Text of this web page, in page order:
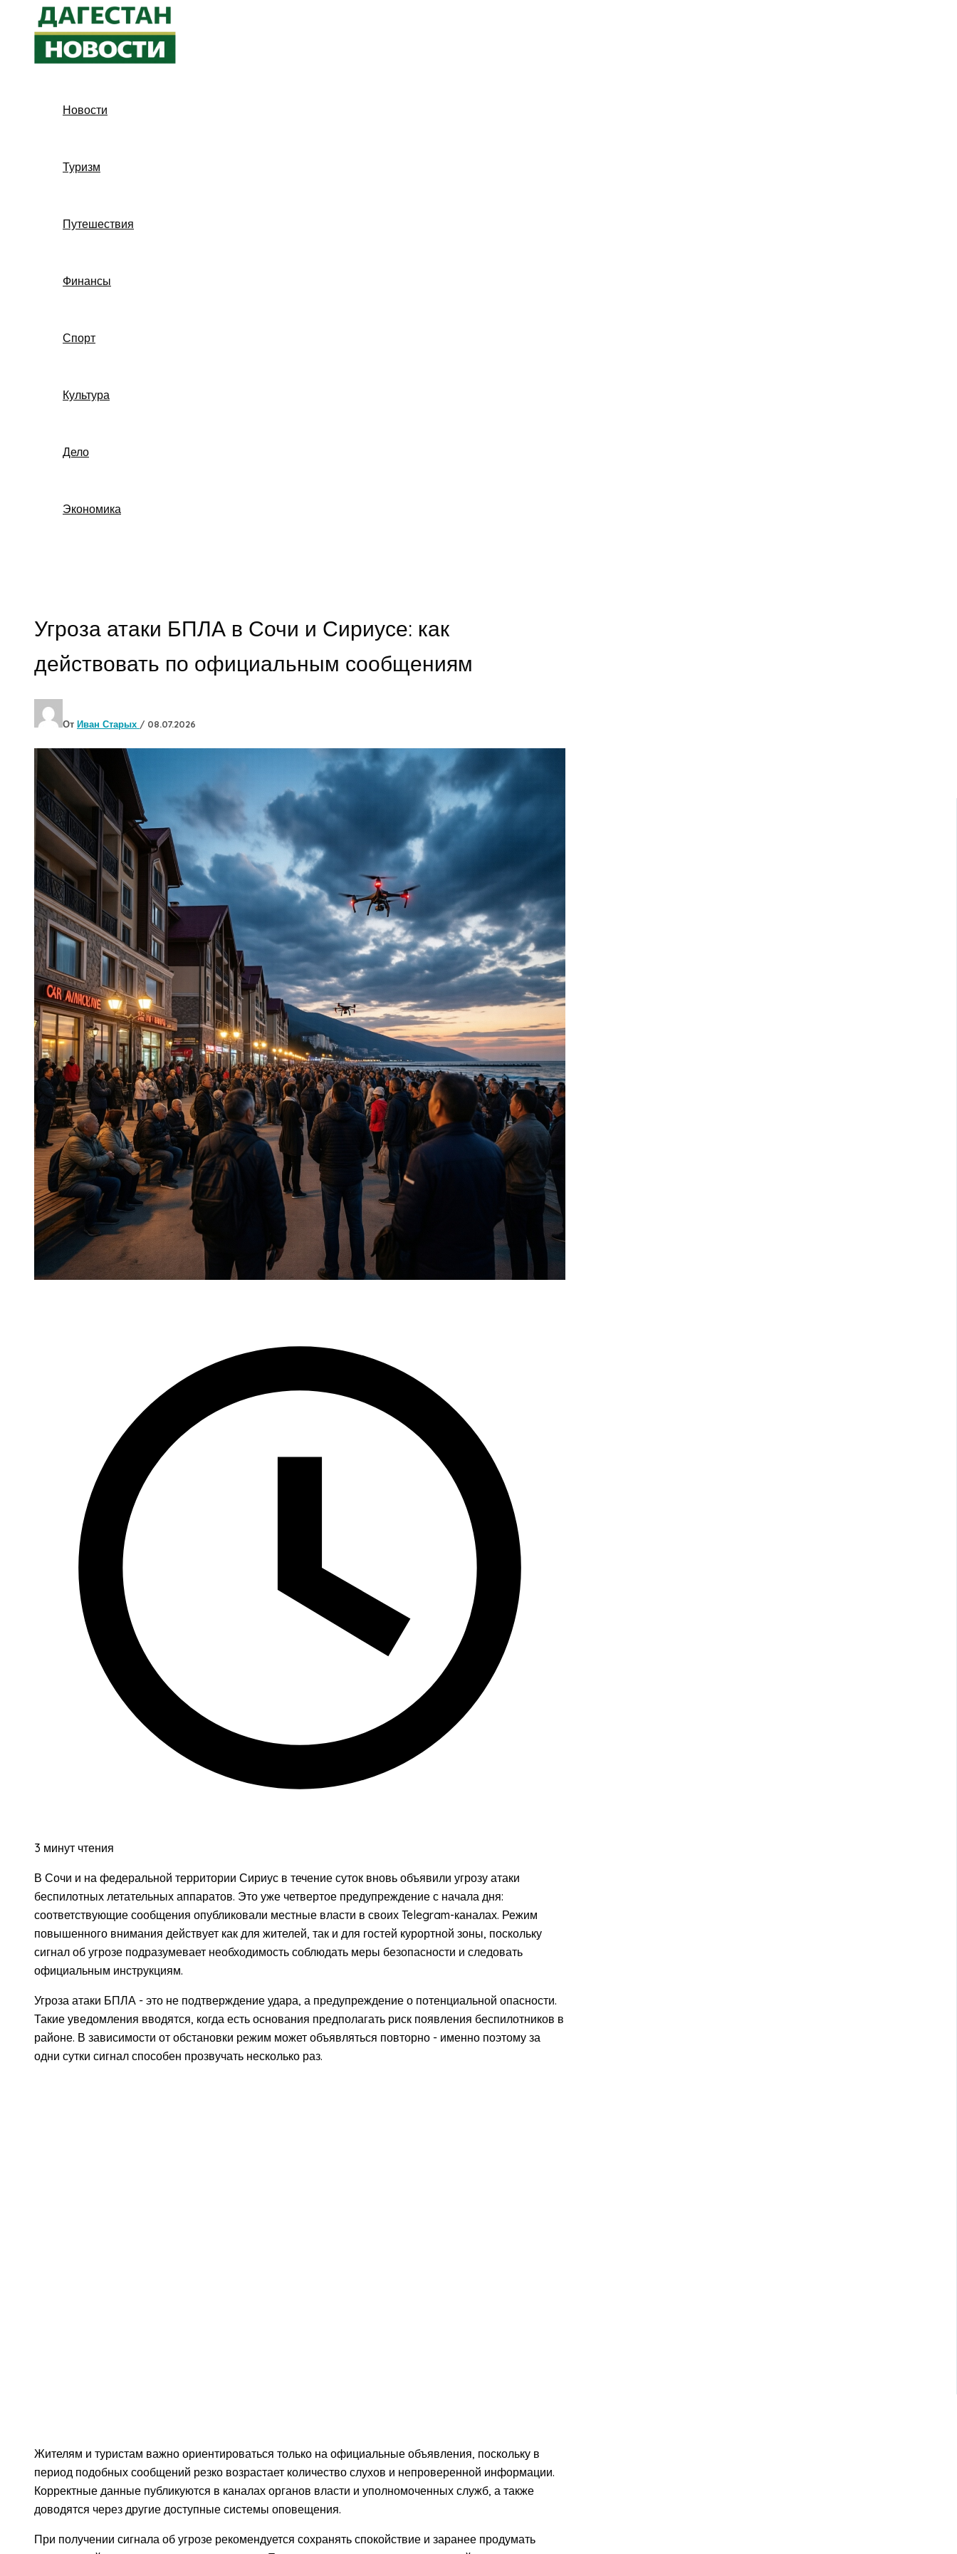
Перейти
содержимому
Новости
Туризм
Путешествия
Финансы
Спорт
Культура
Дело
Экономика
Угроза атаки БПЛА в Сочи и Сириусе: как
действовать по официальным сообщениям
От Иван Старых / 08.07.2026
3 минут чтения
В Сочи и на федеральной территории Сириус в течение суток вновь объявили угрозу атаки
беспилотных летательных аппаратов. Это уже четвертое предупреждение с начала дня:
соответствующие сообщения опубликовали местные власти в своих Telegram-каналах. Режим
повышенного внимания действует как для жителей, так и для гостей курортной зоны, поскольку
сигнал об угрозе подразумевает необходимость соблюдать меры безопасности и следовать
официальным инструкциям.
Угроза атаки БПЛА - это не подтверждение удара, а предупреждение о потенциальной опасности.
Такие уведомления вводятся, когда есть основания предполагать риск появления беспилотников в
районе. В зависимости от обстановки режим может объявляться повторно - именно поэтому за
одни сутки сигнал способен прозвучать несколько раз.
Жителям и туристам важно ориентироваться только на официальные объявления, поскольку в
период подобных сообщений резко возрастает количество слухов и непроверенной информации.
Корректные данные публикуются в каналах органов власти и уполномоченных служб, а также
доводятся через другие доступные системы оповещения.
При получении сигнала об угрозе рекомендуется сохранять спокойствие и заранее продумать